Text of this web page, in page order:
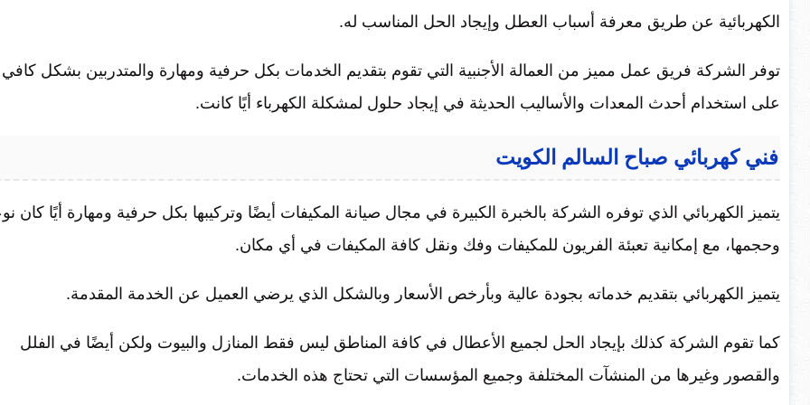
الكهربائية عن طريق معرفة أسباب العطل وإيجاد الحل المناسب له.
توفر الشركة فريق عمل مميز من العمالة الأجنبية التي تقوم بتقديم الخدمات بكل حرفية ومهارة والمتدربين بشكل كافي
على استخدام أحدث المعدات والأساليب الحديثة في إيجاد حلول لمشكلة الكهرباء أيًا كانت.
فني كهربائي صباح السالم الكويت
يتميز الكهربائي الذي توفره الشركة بالخبرة الكبيرة في مجال صيانة المكيفات أيضًا وتركيبها بكل حرفية ومهارة أيًا كان
وحجمها، مع إمكانية تعبئة الفريون للمكيفات وفك ونقل كافة المكيفات في أي مكان.
يتميز الكهربائي بتقديم خدماته بجودة عالية وبأرخص الأسعار وبالشكل الذي يرضي العميل عن الخدمة المقدمة.
كما تقوم الشركة كذلك بإيجاد الحل لجميع الأعطال في كافة المناطق ليس فقط المنازل والبيوت ولكن أيضًا في الفلل
والقصور وغيرها من المنشآت المختلفة وجميع المؤسسات التي تحتاج هذه الخدمات.